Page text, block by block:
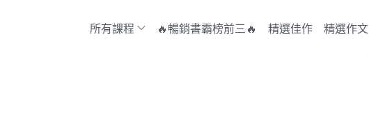
所有課程 🔥暢銷書霸榜前三🔥 精選佳作 精選作文